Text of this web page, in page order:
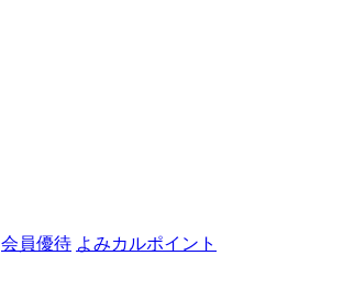
会員優待 よみカルポイント